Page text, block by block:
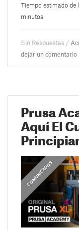
Tiempo estimado de
minutos
Sin Respuestas /
dejar un comentario
Prusa
Aquí El
COMUNICADOS
,
COMUNICADOS